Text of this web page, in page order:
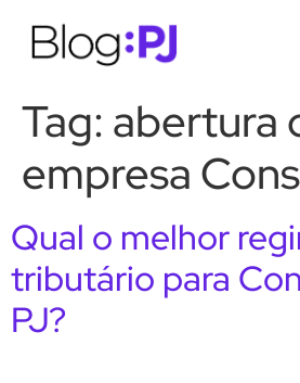
Tag: abertura
empresa
Qual o melhor
tributário para
PJ?